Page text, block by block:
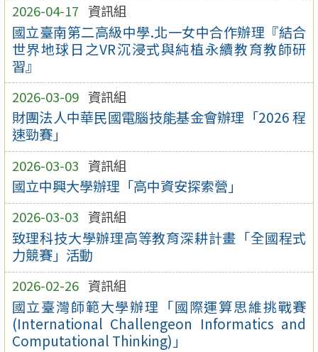
2026-04-17 資訊組
國立臺南第二高級中學.北一女中合作辦理『結合
世界地球日之VR沉浸式與純植永續教育教師研
習』
2026-03-09 資訊組
財團法人中華民國電腦技能基金會辦理「2026 程
速勁賽」
2026-03-03 資訊組
國立中興大學辦理「高中資安探索營」
2026-03-03 資訊組
致理科技大學辦理高等教育深耕計畫「全國程式
力競賽」活動
2026-02-26 資訊組
國立臺灣師範大學辦理「國際運算思維挑戰賽
(International Challengeon Informatics and
Computational Thinking)」